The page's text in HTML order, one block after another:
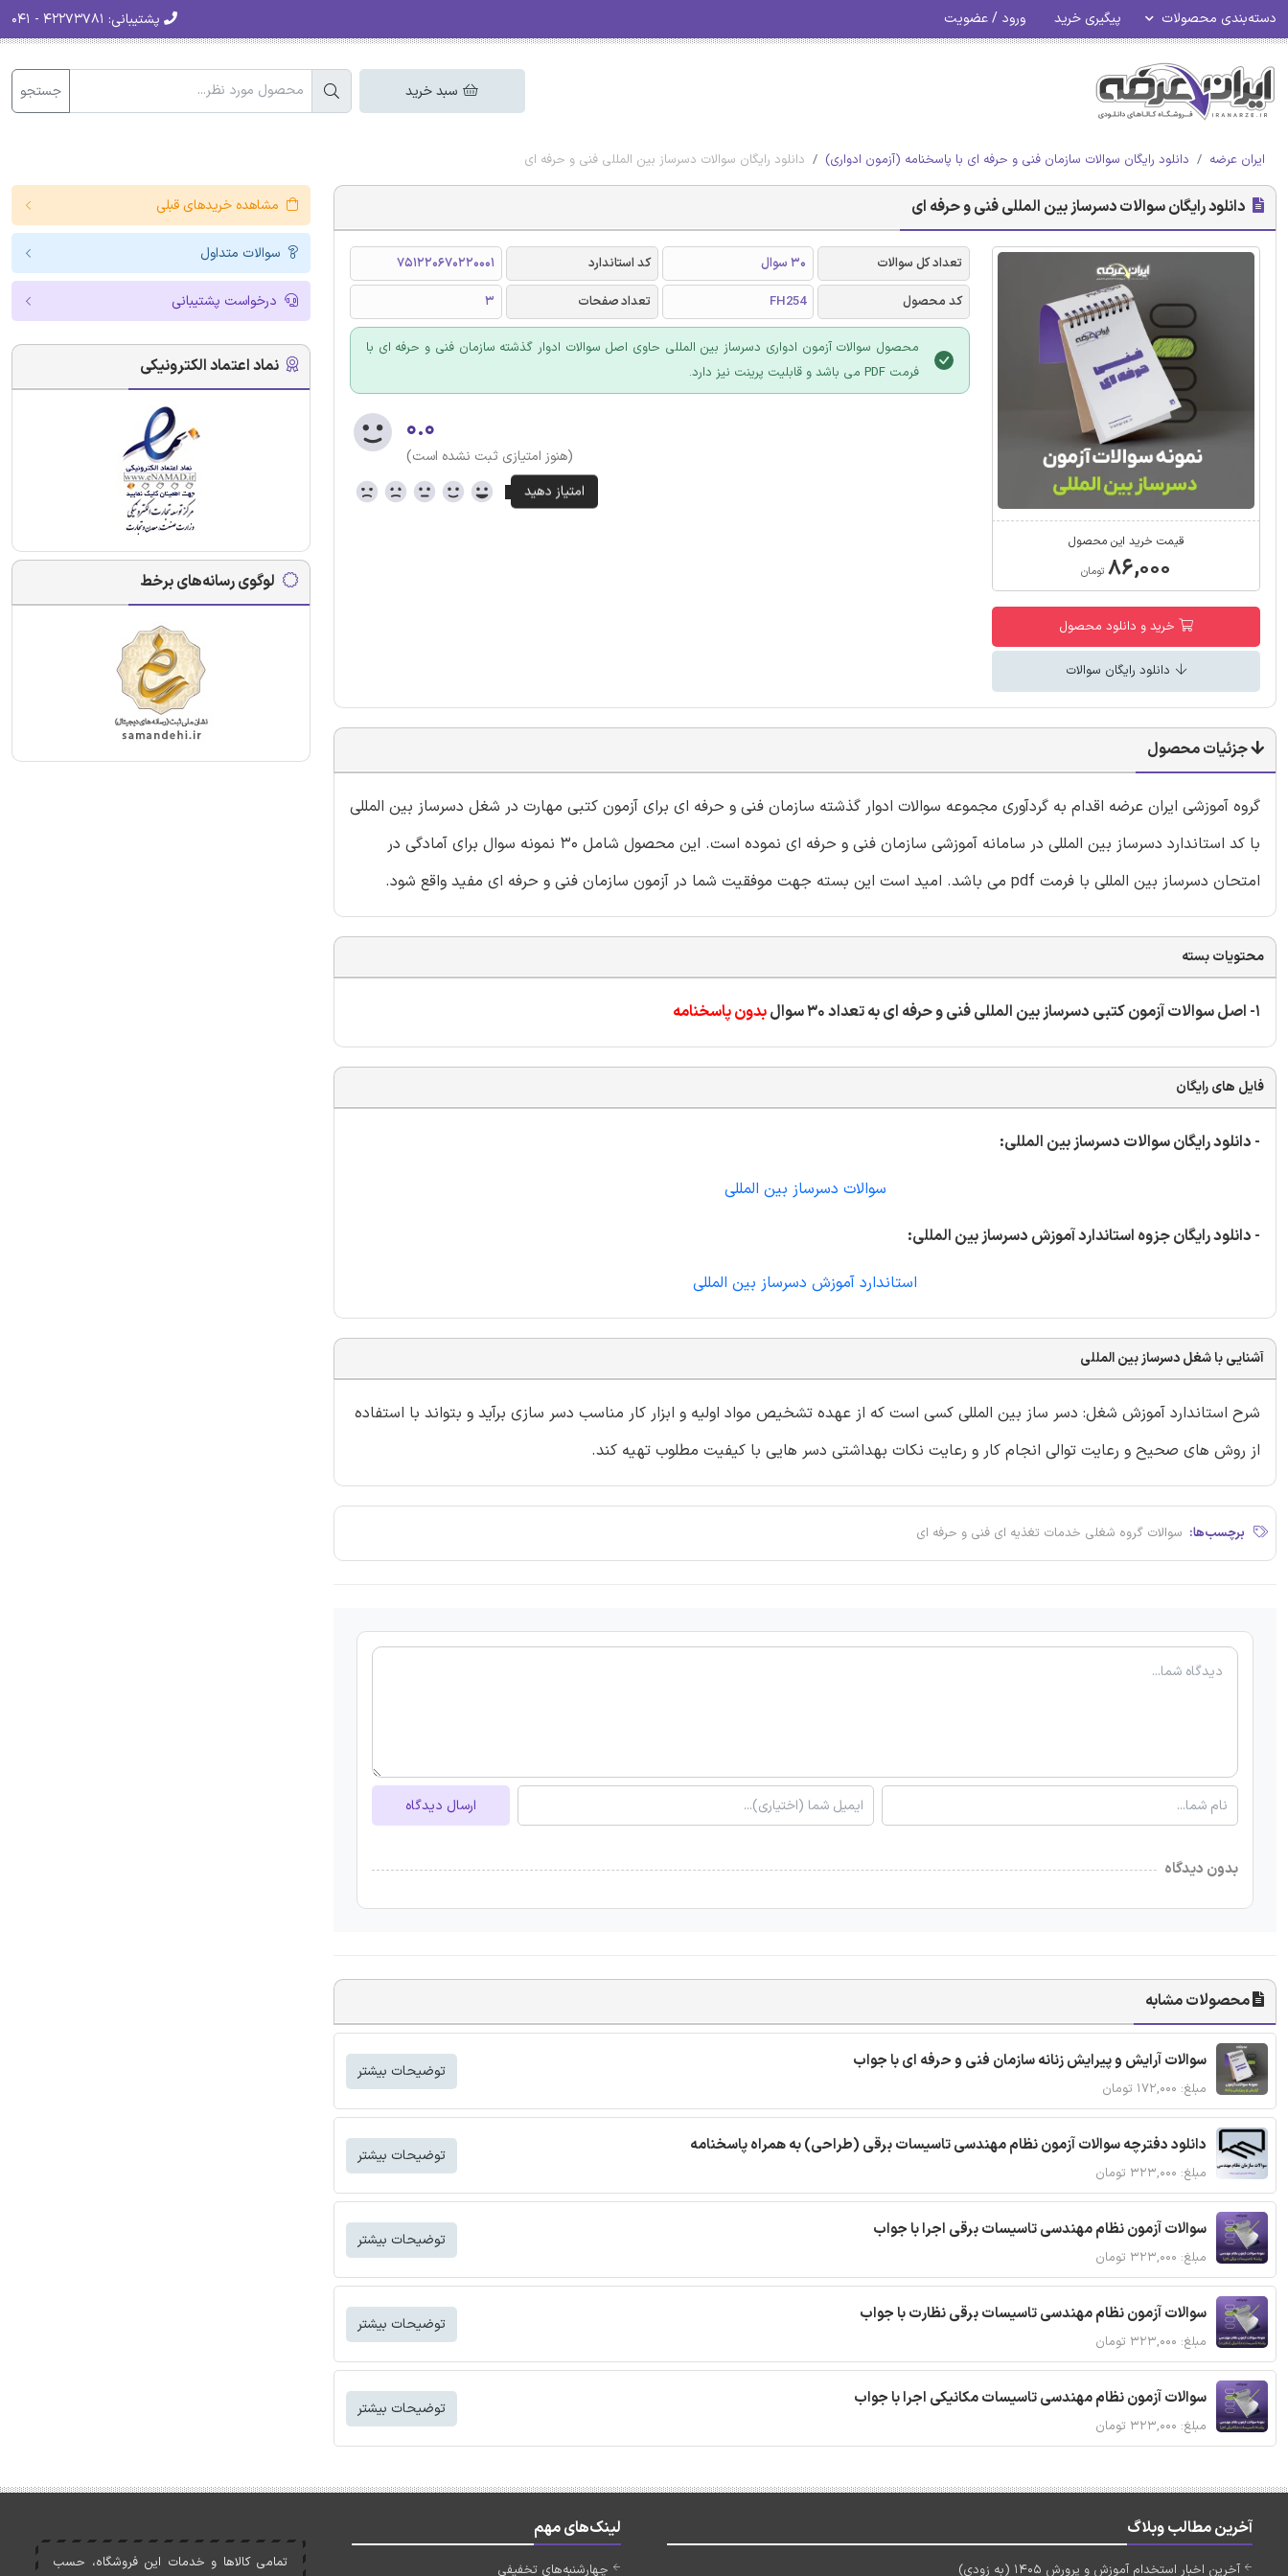
دسته‌بندی محصولات پیگیری خرید ورود / عضویت پشتیبانی:
سبد خرید جستجو
ایران عرضه دانلود رایگان سوالات سازمان فنی و حرفه ای با پاسخنامه (آزمون ادواری) دانلود رایگان سوالات دسرساز بین المللی فنی و حرفه ای
دانلود رایگان سوالات دسرساز بین المللی فنی و حرفه ای
قیمت خرید این محصول
۸۶,۰۰۰ تومان
خرید و دانلود محصول
دانلود رایگان سوالات
تعداد کل سوالات 30 سوال کد استاندارد
751220670220001
کد محصول
FH254 تعداد صفحات 3
محصول سوالات آزمون ادواری دسرساز بین المللی حاوی اصل سوالات ادوار گذشته سازمان فنی و حرفه ای با
فرمت PDF می باشد و قابلیت پرینت نیز دارد.
۰.۰
(هنوز امتیازی ثبت نشده است)
جزئیات محصول
گروه آموزشی ایران عرضه اقدام به گردآوری مجموعه سوالات ادوار گذشته سازمان فنی و حرفه ای برای آزمون کتبی مهارت در شغل دسرساز بین المللی
با کد استاندارد دسرساز بین المللی در سامانه آموزشی سازمان فنی و حرفه ای نموده است. این محصول شامل 30 نمونه سوال برای آمادگی در
امتحان دسرساز بین المللی با فرمت pdf می باشد. امید است این بسته جهت موفقیت شما در آزمون سازمان فنی و حرفه ای مفید واقع شود.
محتویات بسته
1- اصل سوالات آزمون کتبی دسرساز بین المللی فنی و حرفه ای به تعداد 30 سوال بدون پاسخنامه
فایل های رایگان
- دانلود رایگان سوالات دسرساز بین المللی:
سوالات دسرساز بین المللی
- دانلود رایگان جزوه استاندارد آموزش دسرساز بین المللی:
استاندارد آموزش دسرساز بین المللی
آشنایی با شغل دسرساز بین المللی
شرح استاندارد آموزش شغل: دسر ساز بین المللی کسی است که از عهده تشخیص مواد اولیه و ابزار کار مناسب دسر سازی برآید و بتواند با استفاده
از روش های صحیح و رعایت توالی انجام کار و رعایت نکات بهداشتی دسر هایی با کیفیت مطلوب تهیه کند.
برچسب‌ها: سوالات گروه شغلی خدمات تغذیه ای فنی و حرفه ای
ارسال دیدگاه
بدون دیدگاه
محصولات مشابه
سوالات آرایش و پیرایش زنانه سازمان فنی و حرفه ای با جواب
مبلغ: ۱۷۲,۰۰۰ تومان
توضیحات بیشتر
دانلود دفترچه سوالات آزمون نظام مهندسی تاسیسات برقی (طراحی) به همراه پاسخنامه
مبلغ: ۳۲۳,۰۰۰ تومان
توضیحات بیشتر
سوالات آزمون نظام مهندسی تاسیسات برقی اجرا با جواب
مبلغ: ۳۲۳,۰۰۰ تومان
توضیحات بیشتر
سوالات آزمون نظام مهندسی تاسیسات برقی نظارت با جواب
مبلغ: ۳۲۳,۰۰۰ تومان
توضیحات بیشتر
سوالات آزمون نظام مهندسی تاسیسات مکانیکی اجرا با جواب
مبلغ: ۳۲۳,۰۰۰ تومان
توضیحات بیشتر
مشاهده خریدهای قبلی
سوالات متداول
درخواست پشتیبانی
نماد اعتماد الکترونیکی
لوگوی رسانه‌های برخط
آخرین مطالب وبلاگ
آخرین اخبار استخدام آموزش و پرورش 1405 (به زودی)
لینک‌های مهم
چهارشنبه‌های تخفیفی
تمامی کالاها و خدمات اين فروشگاه، حسب